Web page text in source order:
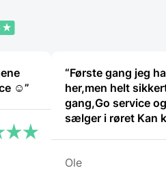
☺”
“Første gang jeg
her,men helt
gang,Go service
sælger i røret Kan klart anbefale at
Ole